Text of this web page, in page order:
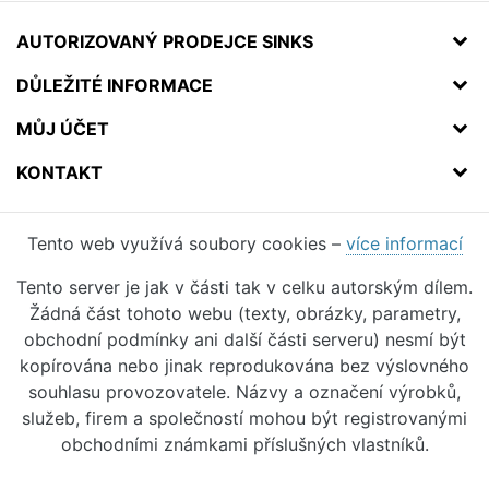
AUTORIZOVANÝ PRODEJCE SINKS
DŮLEŽITÉ INFORMACE
MŮJ ÚČET
KONTAKT
Tento web využívá soubory cookies – více informací
Tento server je jak v části tak v celku autorským dílem.
Žádná část tohoto webu (texty, obrázky, parametry,
obchodní podmínky ani další části serveru) nesmí být
kopírována nebo jinak reprodukována bez výslovného
souhlasu provozovatele. Názvy a označení výrobků,
služeb, firem a společností mohou být registrovanými
obchodními známkami příslušných vlastníků.